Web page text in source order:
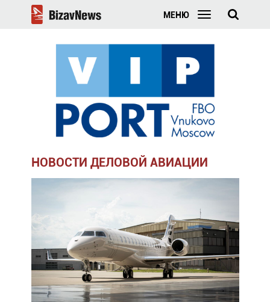
МЕНЮ
НОВОСТИ ДЕЛОВОЙ АВИАЦИИ